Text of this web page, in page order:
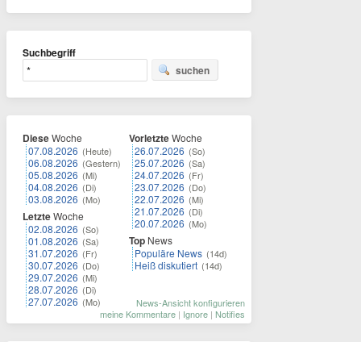
Suchbegriff
suchen
DieseWoche
07.08.2026 (Heute)
06.08.2026 (Gestern)
05.08.2026 (Mi)
04.08.2026 (Di)
03.08.2026 (Mo)
LetzteWoche
02.08.2026 (So)
01.08.2026 (Sa)
31.07.2026 (Fr)
30.07.2026 (Do)
29.07.2026 (Mi)
28.07.2026 (Di)
27.07.2026 (Mo)
VorletzteWoche
26.07.2026 (So)
25.07.2026 (Sa)
24.07.2026 (Fr)
23.07.2026 (Do)
22.07.2026 (Mi)
21.07.2026 (Di)
20.07.2026 (Mo)
Top News
Populäre News (14d)
Heiß diskutiert (14d)
News-Ansicht konfigurieren
meine Kommentare | Ignore | Notifies